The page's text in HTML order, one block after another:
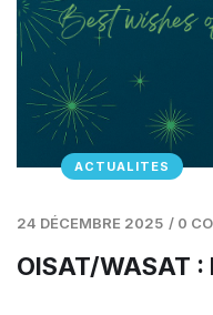
ACTUALITES
24 DÉCEMBRE 2025 / 0
OISAT/WASAT